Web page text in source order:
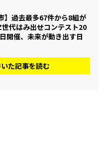
】過去最多67件から8組が
代はみ出せコンテスト20
開催、未来が動き出す日
た記事を読む